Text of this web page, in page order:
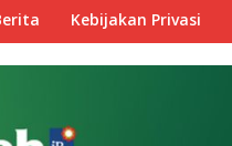
Kebijakan Privasi